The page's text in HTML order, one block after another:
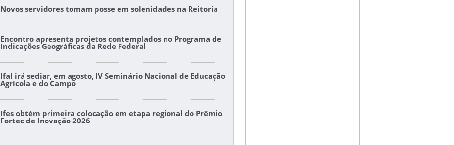
Novos servidores tomam posse em solenidades na Reitoria
Encontro apresenta projetos contemplados no Programa de
Indicações Geográficas da Rede Federal
Ifal irá sediar, em agosto, IV Seminário Nacional de Educação
Agrícola e do Campo
Ifes obtém primeira colocação em etapa regional do Prêmio
Fortec de Inovação 2026